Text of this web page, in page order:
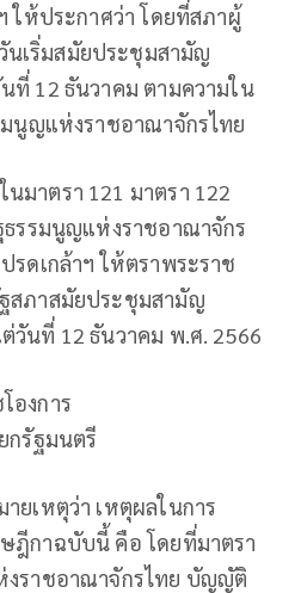
ให้ประกาศว่า โดยที่สภาผู้
เริ่มสมัยประชุมสามัญ
ที่ 12 ธันวาคม ตามความใน
มนูญแห่งราชอาณาจักรไทย
มาตรา 121 มาตรา 122
ธรรมนูญแห่งราชอาณาจักร
รดเกล้าฯ ให้ตราพระราช
สภาสมัยประชุมสามัญ
วันที่ 12 ธันวาคม พ.ศ. 2566
องการ
กรัฐมนตรี
ยเหตุว่า เหตุผลในการ
ฎีกาฉบับนี้ คือ โดยที่มาตรา
งราชอาณาจักรไทย บัญญัติ